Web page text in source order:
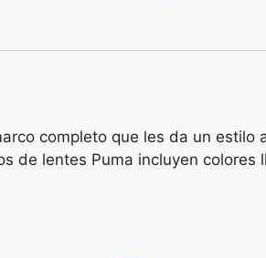
completo que les da un
de lentes Puma incluyen